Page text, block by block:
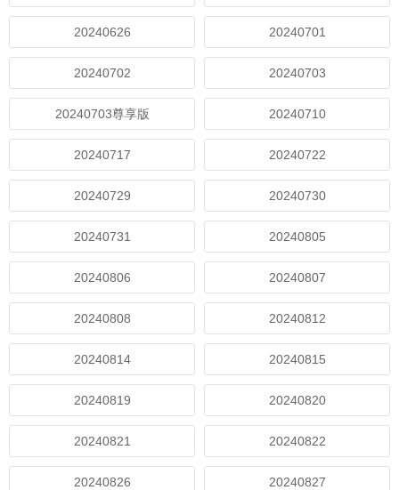
20240626 20240701
20240702 20240703
20240703尊享版 20240710
20240717 20240722
20240729 20240730
20240731 20240805
20240806 20240807
20240808 20240812
20240814 20240815
20240819 20240820
20240821 20240822
20240826 20240827